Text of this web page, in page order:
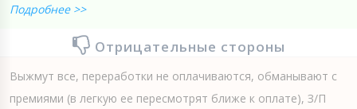
Подробнее >>
Отрицательные стороны
Выжмут все, переработки не оплачиваются, обманывают с
премиями (в легкую ее пересмотрят ближе к оплате), З/П